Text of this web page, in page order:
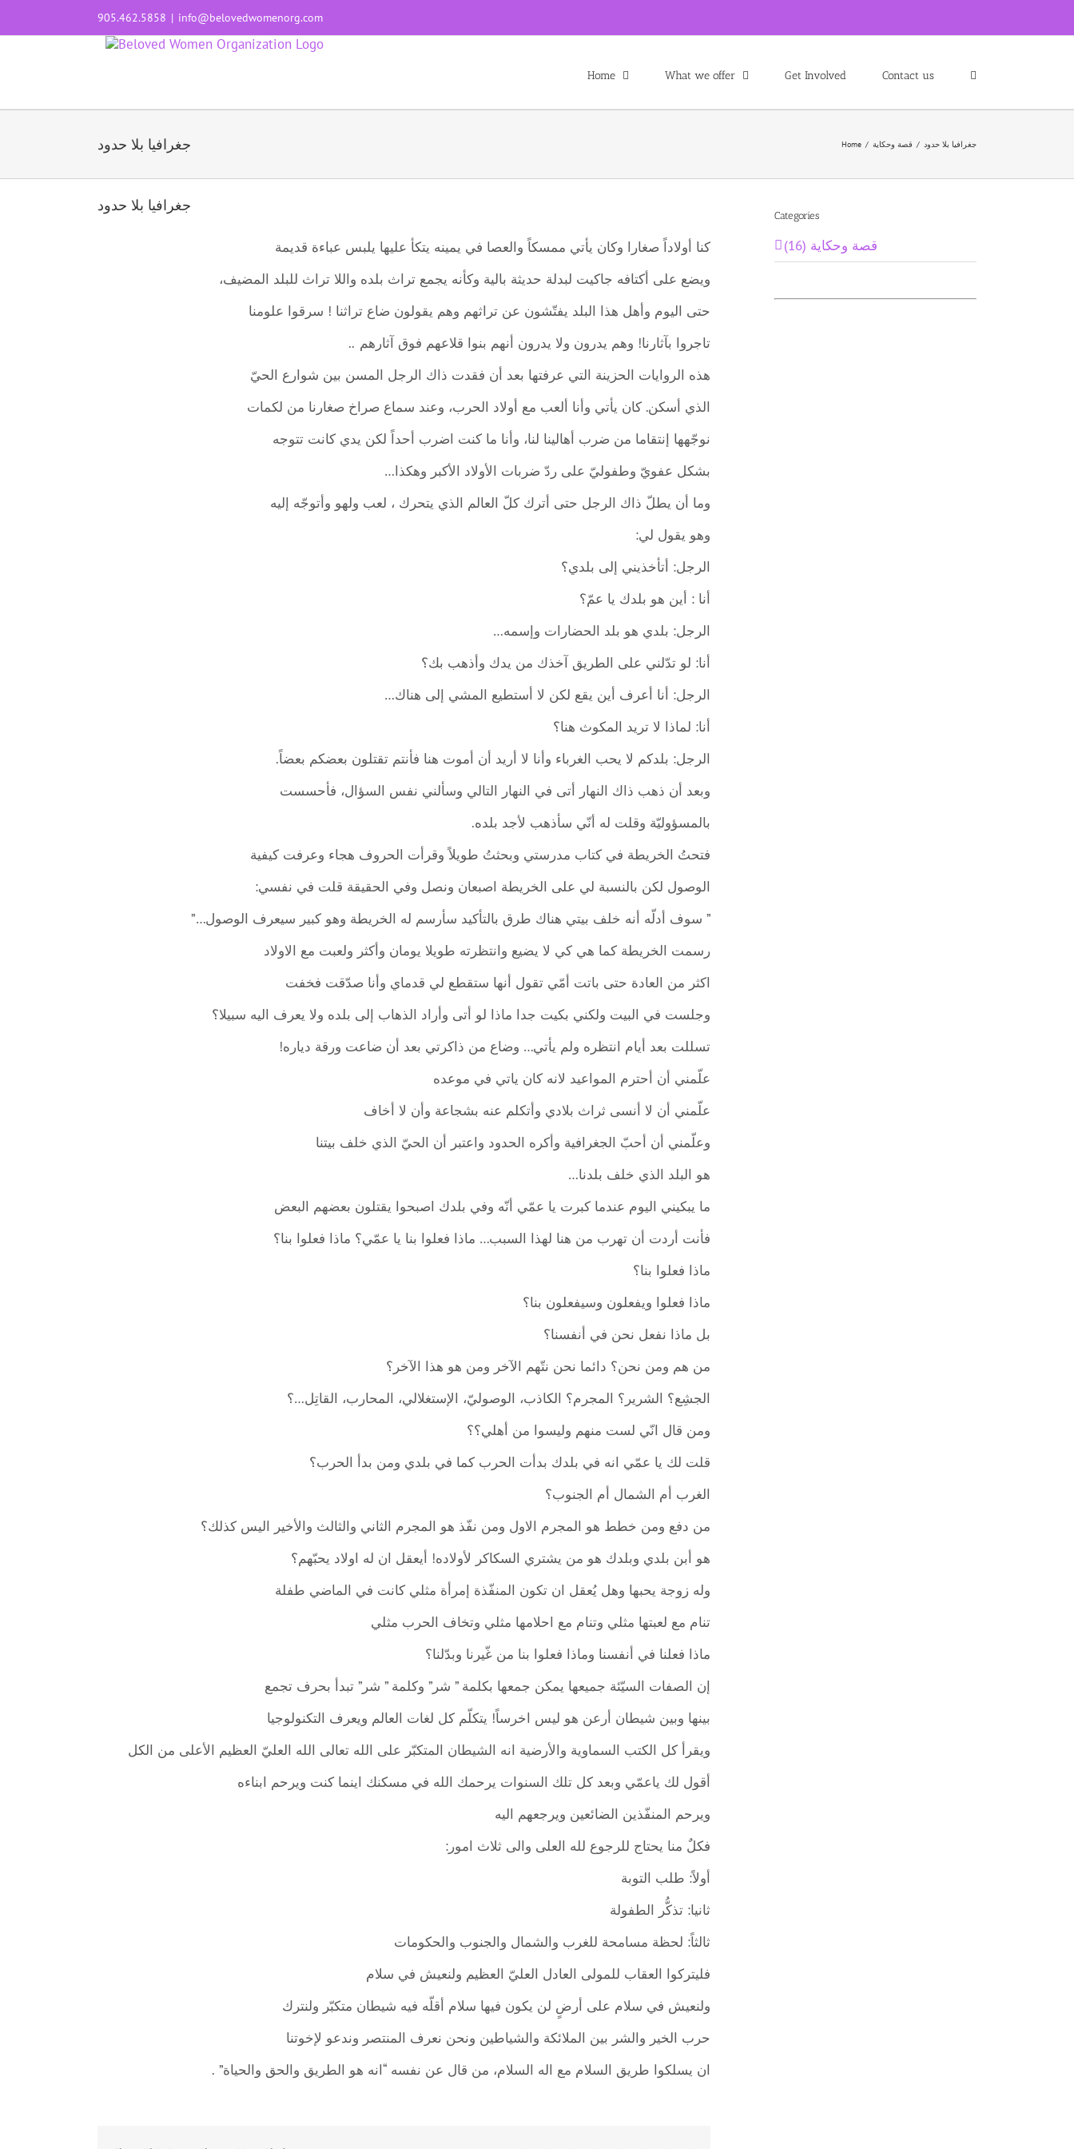
content
905.462.5858 | info@belovedwomenorg.com
Home What we offer Get Involved Contact us
جغرافيا بلا حدود Home / قصة وحكاية / جغرافيا بلا حدود
جغرافيا بلا حدود
كنا أولاداً صغارا وكان يأتي ممسكاً والعصا في يمينه يتكأ عليها يلبس عباءة قديمة
ويضع على أكتافه جاكيت لبدلة حديثة بالية وكأنه يجمع تراث بلده واللا تراث للبلد المضيف،
حتى اليوم وأهل هذا البلد يفتّشون عن تراثهم وهم يقولون ضاع تراثنا ! سرقوا علومنا
تاجروا بآثارنا! وهم يدرون ولا يدرون أنهم بنوا قلاعهم فوق آثارهم ..
هذه الروايات الحزينة التي عرفتها بعد أن فقدت ذاك الرجل المسن بين شوارع الحيّ
الذي أسكن. كان يأتي وأنا ألعب مع أولاد الحرب، وعند سماع صراخ صغارنا من لكمات
نوجّهها إنتقاما من ضرب أهالينا لنا، وأنا ما كنت اضرب أحداً لكن يدي كانت تتوجه
بشكل عفويّ وطفوليّ على ردّ ضربات الأولاد الأكبر وهكذا…
وما أن يطلّ ذاك الرجل حتى أترك كلّ العالم الذي يتحرك ، لعب ولهو وأتوجّه إليه
وهو يقول لي:
الرجل: أتأخذيني إلى بلدي؟
أنا : أين هو بلدك يا عمّ؟
الرجل: بلدي هو بلد الحضارات وإسمه…
أنا: لو تدّلني على الطريق آخذك من يدك وأذهب بك؟
الرجل: أنا أعرف أين يقع لكن لا أستطيع المشي إلى هناك…
أنا: لماذا لا تريد المكوث هنا؟
الرجل: بلدكم لا يحب الغرباء وأنا لا أريد أن أموت هنا فأنتم تقتلون بعضكم بعضاً.
وبعد أن ذهب ذاك النهار أتى في النهار التالي وسألني نفس السؤال، فأحسست
بالمسؤوليّة وقلت له أنّي سأذهب لأجد بلده.
فتحتُ الخريطة في كتاب مدرستي وبحثتُ طويلاً وقرأت الحروف هجاء وعرفت كيفية
الوصول لكن بالنسبة لي على الخريطة اصبعان ونصل وفي الحقيقة قلت في نفسي:
” سوف أدلّه أنه خلف بيتي هناك طرق بالتأكيد سأرسم له الخريطة وهو كبير سيعرف الوصول…”
رسمت الخريطة كما هي كي لا يضيع وانتظرته طويلا يومان وأكثر ولعبت مع الاولاد
اكثر من العادة حتى باتت أمّي تقول أنها ستقطع لي قدماي وأنا صدّقت فخفت
وجلست في البيت ولكني بكيت جدا ماذا لو أتى وأراد الذهاب إلى بلده ولا يعرف اليه سبيلا؟
تسللت بعد أيام انتظره ولم يأتي… وضاع من ذاكرتي بعد أن ضاعت ورقة دياره!
علّمني أن أحترم المواعيد لانه كان ياتي في موعده
علّمني أن لا أنسى ثراث بلادي وأتكلم عنه بشجاعة وأن لا أخاف
وعلّمني أن أحبّ الجغرافية وأكره الحدود واعتبر أن الحيّ الذي خلف بيتنا
هو البلد الذي خلف بلدنا…
ما يبكيني اليوم عندما كبرت يا عمّي أنّه وفي بلدك اصبحوا يقتلون بعضهم البعض
فأنت أردت أن تهرب من هنا لهذا السبب… ماذا فعلوا بنا يا عمّي؟ ماذا فعلوا بنا؟
ماذا فعلوا بنا؟
ماذا فعلوا ويفعلون وسيفعلون بنا؟
بل ماذا نفعل نحن في أنفسنا؟
من هم ومن نحن؟ دائما نحن نتّهم الآخر ومن هو هذا الآخر؟
الجشِع؟ الشرير؟ المجرم؟ الكاذب، الوصوليّ، الإستغلالي، المحارب، القاتِل…؟
ومن قال انّي لست منهم وليسوا من أهلي؟؟
قلت لك يا عمّي انه في بلدك بدأت الحرب كما في بلدي ومن بدأ الحرب؟
الغرب أم الشمال أم الجنوب؟
من دفع ومن خطط هو المجرم الاول ومن نفّذ هو المجرم الثاني والثالث والأخير اليس كذلك؟
هو أبن بلدي وبلدك هو من يشتري السكاكر لأولاده! أيعقل ان له اولاد يحبّهم؟
وله زوجة يحبها وهل يُعقل ان تكون المنفّذة إمرأة مثلي كانت في الماضي طفلة
تنام مع لعبتها مثلي وتنام مع احلامها مثلي وتخاف الحرب مثلي
ماذا فعلنا في أنفسنا وماذا فعلوا بنا من غّيرنا وبدّلنا؟
إن الصفات السيّئة جميعها يمكن جمعها بكلمة ” شر” وكلمة ” شر” تبدأ بحرف تجمع
بينها وبين شيطان أرعن هو ليس اخرساً! يتكلّم كل لغات العالم ويعرف التكنولوجيا
ويقرأ كل الكتب السماوية والأرضية انه الشيطان المتكبّر على الله تعالى الله العليّ العظيم الأعلى من الكل
أقول لك ياعمّي وبعد كل تلك السنوات يرحمك الله في مسكنك اينما كنت ويرحم ابناءه
ويرحم المنفّذين الضائعين ويرجعهم اليه
فكلٌ منا يحتاج للرجوع لله العلى والى ثلاث امور:
أولاً: طلب التوبة
ثانيا: تذكُّر الطفولة
ثالثاً: لحظة مسامحة للغرب والشمال والجنوب والحكومات
فليتركوا العقاب للمولى العادل العليّ العظيم ولنعيش في سلام
ولنعيش في سلام على أرضٍ لن يكون فيها سلام أقلّه فيه شيطان متكبّر ولنترك
حرب الخير والشر بين الملائكة والشياطين ونحن نعرف المنتصر وندعو لإخوتنا
ان يسلكوا طريق السلام مع اله السلام، من قال عن نفسه “انه هو الطريق والحق والحياة” .
Categories
قصة وحكاية (16)